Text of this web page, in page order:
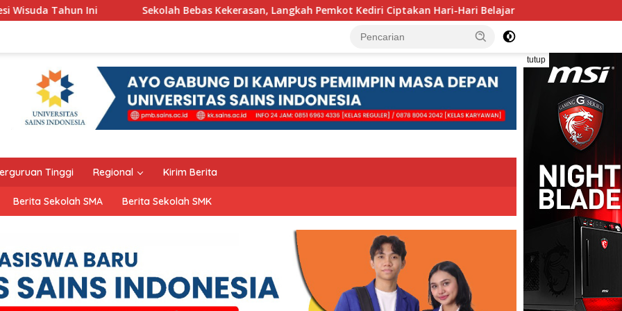
Sekolah Bebas Kekerasan, Langkah Pemkot Kediri Ciptakan Hari-Hari Belajar yang Gembira Pengolahan Sampah
tutup
Tinggi Regional Kirim Berita
Berita Sekolah SMA Berita Sekolah SMK